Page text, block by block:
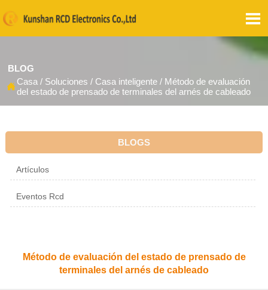

BLOG
Casa / Soluciones / Casa inteligente / Método de evaluación
del estado de prensado de terminales del arnés de cableado
BLOGS
Artículos
Eventos Rcd
Método de evaluación del estado de prensado de
terminales del arnés de cableado